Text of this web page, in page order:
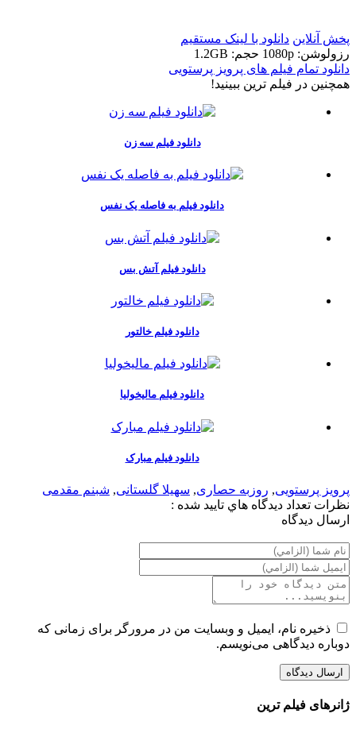
پخش آنلاین دانلود با لينک مستقيم
رزولوشن: 1080p
حجم: 1.2GB
دانلود تمام فیلم های پرویز پرستویی
همچنين در فيلم ترين ببينيد!
دانلود فیلم سه زن
دانلود فیلم به فاصله یک نفس
دانلود فیلم آتش بس
دانلود فیلم خالتور
دانلود فیلم مالیخولیا
دانلود فیلم مبارک
پرویز پرستویی, روزبه حصاری, سهیلا گلستانی, شبنم مقدمی
نظرات تعداد ديدگاه هاي تاييد شده :
ارسال ديدگاه
ذخیره نام، ایمیل و وبسایت من در مرورگر برای زمانی که
دوباره دیدگاهی می‌نویسم.
ژانرهای فیلم ترین